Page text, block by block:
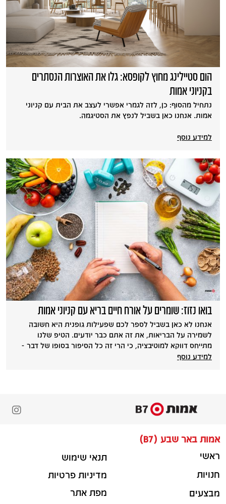
הום סטיילינג מחוץ לקופסא: גלו את האוצרות הנסתרים
בקניוני אמות
נתחיל מהסוף: כן, לזה לגמרי אפשרי לעצב את הבית עם קניוני
אמות. אנחנו כאן בשביל לנפץ את הסטיגמה.
למידע נוסף
בואו נזוז: שומרים על אורח חיים בריא עם קניוני אמות
אנחנו לא כאן בשביל לספר לכם שפעילות גופנית היא חשובה
לשמירה על הבריאות, את זה אתם כבר יודעים. הטיפ שלנו
מתייחס דווקא למוטיבציה, כי הרי זה כל הסיפור בסופו של דבר -
לא? אז הנה כמה רעיונות שיכולים לעזור לכם להחליט שאתם
למידע נוסף
אמות באר שבע (B7)
ראשי
חנויות
מבצעים
תנאי שימוש
מדיניות פרטיות
מפת אתר